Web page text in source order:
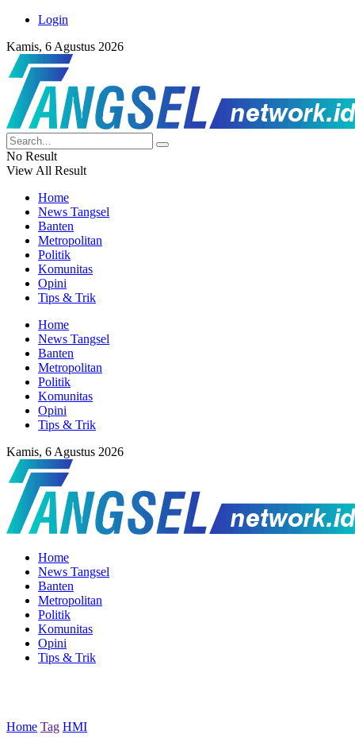
Login
Kamis, 6 Agustus 2026
No Result
View All Result
Home
News Tangsel
Banten
Metropolitan
Politik
Komunitas
Opini
Tips & Trik
Home
News Tangsel
Banten
Metropolitan
Politik
Komunitas
Opini
Tips & Trik
Kamis, 6 Agustus 2026
Home
News Tangsel
Banten
Metropolitan
Politik
Komunitas
Opini
Tips & Trik
Home Tag HMI